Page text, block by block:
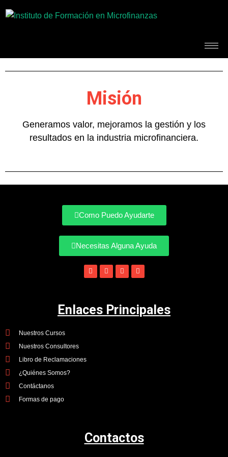
Misión
Generamos valor, mejoramos la gestión y los
resultados en la industria microfinanciera.
Como Puedo Ayudarte
Necesitas Alguna Ayuda
Enlaces Principales
Nuestros Cursos
Nuestros Consultores
Libro de Reclamaciones
¿Quiénes Somos?
Contáctanos
Formas de pago
Contactos